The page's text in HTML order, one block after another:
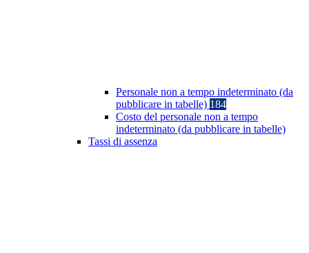
Personale non a tempo indeterminato (da
pubblicare in tabelle) 184
Costo del personale non a tempo
indeterminato (da pubblicare in tabelle)
Tassi di assenza